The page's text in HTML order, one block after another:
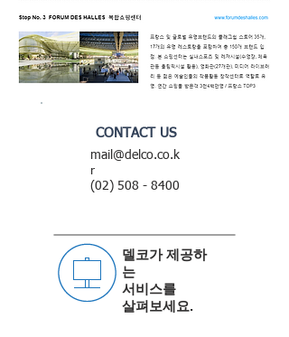
CONTACT US
mail@delco.co.k
r
(02) 508 - 8400
델코가 제공하
는
서비스를
살펴보세요.